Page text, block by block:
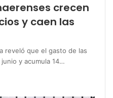
crecen
y caen las
reveló que el gasto de las
y acumula 14…